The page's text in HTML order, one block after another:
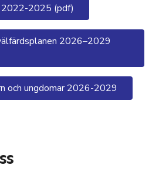
2025 (pdf)
2026–2029
och ungdomar 2026-2029